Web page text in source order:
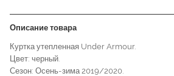
Описание товара
Куртка утепленная Under Armour.
Цвет: черный.
Сезон: Осень-зима 2019/2020.